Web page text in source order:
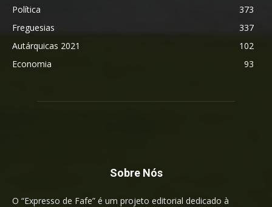
Política
373
Freguesias
337
Autárquicas 2021
102
Economia
93
Sobre Nós
O “Expresso de Fafe” é um projeto editorial dedicado à